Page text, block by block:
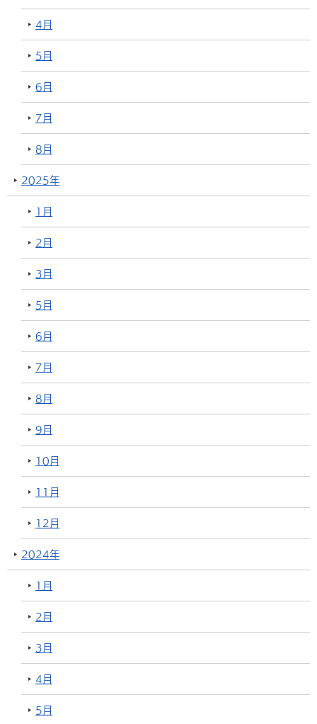
4月
5月
6月
7月
8月
2025年
1月
2月
3月
5月
6月
7月
8月
9月
10月
11月
12月
2024年
1月
2月
3月
4月
5月